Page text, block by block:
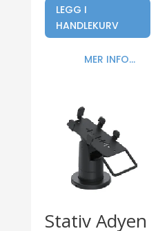
LEGG I
HANDLEKURV
MER INFO...
Stativ Adyen